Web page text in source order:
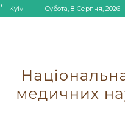
C Kyiv Субота, 8 Серпня, 2026